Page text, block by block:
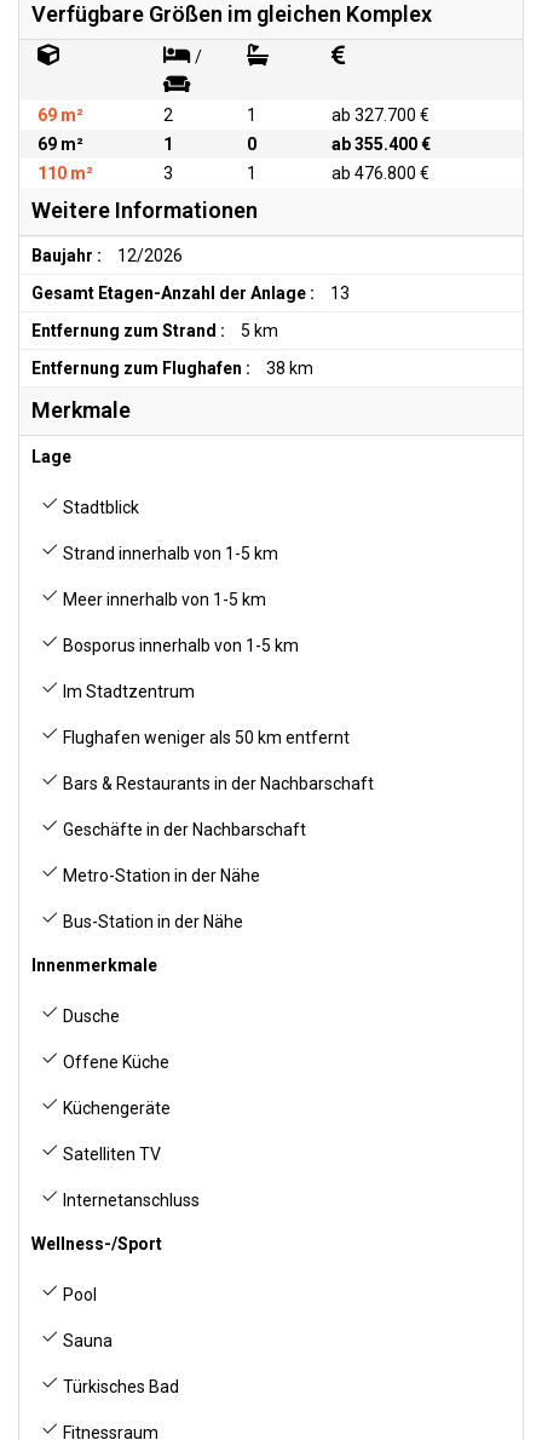
Verfügbare Größen im gleichen Komplex
/
69 m² 2 1
ab 327.700 €
69 m²
1 0
ab 355.400 €
110 m²
3 1 ab 476.800 €
Weitere Informationen
Baujahr :
12/2026
Gesamt Etagen-Anzahl der Anlage :
13
Entfernung zum Strand :
5 km
Entfernung zum Flughafen :
38 km
Merkmale
Lage
Stadtblick
Strand innerhalb von 1-5 km
Meer innerhalb von 1-5 km
Bosporus innerhalb von 1-5 km
Im Stadtzentrum
Flughafen weniger als 50 km entfernt
Bars & Restaurants in der Nachbarschaft
Geschäfte in der Nachbarschaft
Metro-Station in der Nähe
Bus-Station in der Nähe
Innenmerkmale
Dusche
Offene Küche
Küchengeräte
Satelliten TV
Internetanschluss
Wellness-/Sport
Pool
Sauna
Türkisches Bad
Fitnessraum